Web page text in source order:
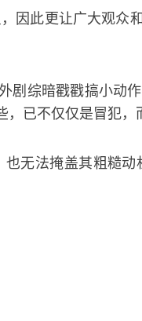
因此更让广大观
剧综暗戳戳搞小
已不仅仅是冒犯
无法掩盖其粗糙